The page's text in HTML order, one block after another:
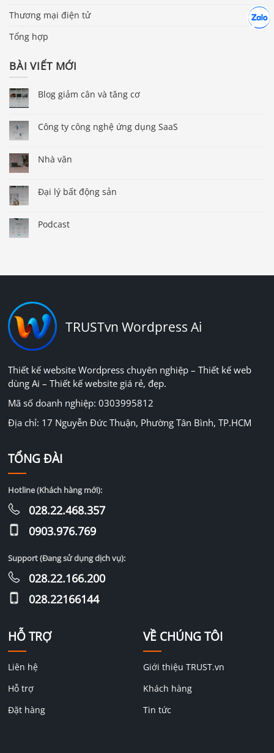
Thương mại điện tử
Tổng hợp
BÀI VIẾT MỚI
Blog giảm cân và tăng cơ
Công ty công nghệ ứng dụng SaaS
Nhà văn
Đại lý bất động sản
Podcast
TRUSTvn Wordpress Ai
Thiết kế website Wordpress chuyên nghiệp – Thiết kế web
dùng Ai – Thiết kế website giá rẻ, đẹp.
Mã số doanh nghiệp: 0303995812
Địa chỉ: 17 Nguyễn Đức Thuận, Phường Tân Bình, TP.HCM
HỖ TRỢ
Liên hệ
Hỗ trợ
Đặt hàng
VỀ CHÚNG TÔI
Giới thiệu TRUST.vn
Khách hàng
Tin tức
TỔNG ĐÀI
Hotline (Khách hàng mới):
028.22.468.357
0903.976.769
Support (Đang sử dụng dịch vụ):
028.22.166.200
028.22166144
Chát